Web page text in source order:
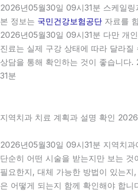
2026년05월30일 09시31분 스케일
본 정보는 국민건강보험공단 자료를
2026년05월30일 09시31분 다만 개
진료는 실제 구강 상태에 따라 달라질
상담을 통해 확인하는 것이 좋습니다
31분
지역치과 치료 계획과 설명 확인
2026년05월30일 09시31분 지역치
단순히 어떤 시술을 받는지만 보는 것
필요한지, 대체 가능한 방법이 있는지
은 어떻게 되는지 함께 확인해야 합